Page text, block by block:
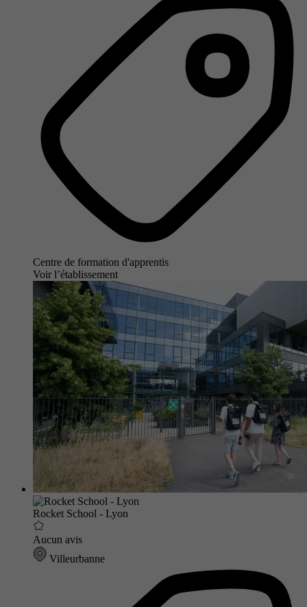
Centre de formation d'apprentis
Voir l’établissement
Rocket School - Lyon
Aucun avis
Villeurbanne